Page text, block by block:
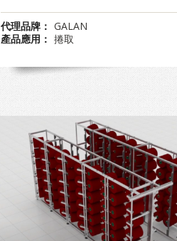
代理品牌： GALAN
產品應用： 捲取